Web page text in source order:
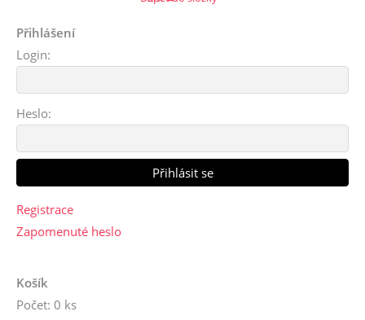
Přihlášení
Login:
Heslo:
Registrace
Zapomenuté heslo
Košík
Počet: 0 ks